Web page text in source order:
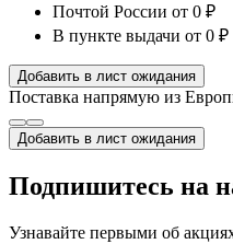
Почтой России от 0 ₽
В пункте выдачи от 0 ₽
Добавить в лист ожидания
Поставка напрямую из
Добавить в лист ожидания
Подпишитесь на
Узнавайте первыми об